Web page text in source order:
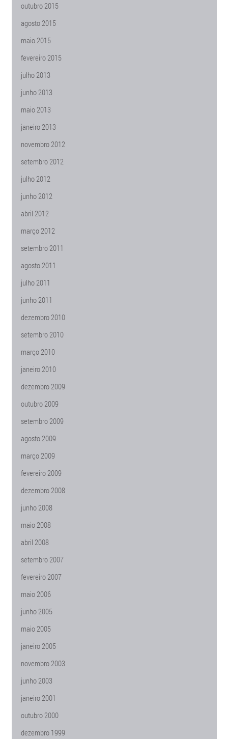
outubro 2015
agosto 2015
maio 2015
fevereiro 2015
julho 2013
junho 2013
maio 2013
janeiro 2013
novembro 2012
setembro 2012
julho 2012
junho 2012
abril 2012
março 2012
setembro 2011
agosto 2011
julho 2011
junho 2011
dezembro 2010
setembro 2010
março 2010
janeiro 2010
dezembro 2009
outubro 2009
setembro 2009
agosto 2009
março 2009
fevereiro 2009
dezembro 2008
junho 2008
maio 2008
abril 2008
setembro 2007
fevereiro 2007
maio 2006
junho 2005
maio 2005
janeiro 2005
novembro 2003
junho 2003
janeiro 2001
outubro 2000
dezembro 1999